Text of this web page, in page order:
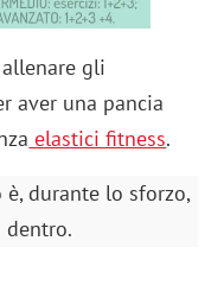
gli
aver una pancia
elastici fitness.
durante lo sforzo,
dentro.